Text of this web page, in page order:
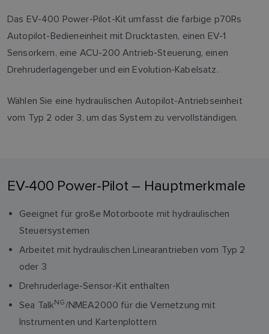
Das EV-400 Power-Pilot-Kit umfasst die farbige p70Rs
Autopilot-Bedieneinheit mit Drucktasten, einen EV-1
Sensorkern, eine ACU-200 Antrieb-Steuerung, einen
Drehruderlagengeber und ein Evolution-Kabelsatz.
Wählen Sie eine hydraulischen Autopilot-Antriebseinheit
vom Typ 2 oder 3, um das System zu vervollständigen.
EV-400 Power-Pilot – Hauptmerkmale
Geeignet für große Motorboote mit hydraulischen
Steuersystemen
Arbeitet mit hydraulischen Linearantrieben vom Typ 2
oder 3
Drehruderlage-Sensor-Kit enthalten
Sea TalkNG/NMEA2000 für die Vernetzung mit
Instrumenten und Kartenplottern